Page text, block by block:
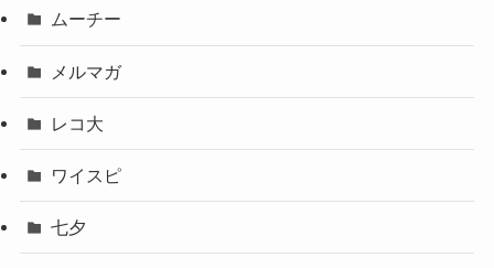
ムーチー
メルマガ
レコ大
ワイスピ
七夕